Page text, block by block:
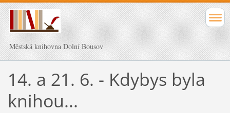
Městská knihovna Dolní Bousov
14. a 21. 6. - Kdybys byla
knihou...